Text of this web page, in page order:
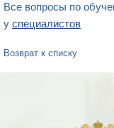
Все вопросы по
у специалистов
Возврат к списку